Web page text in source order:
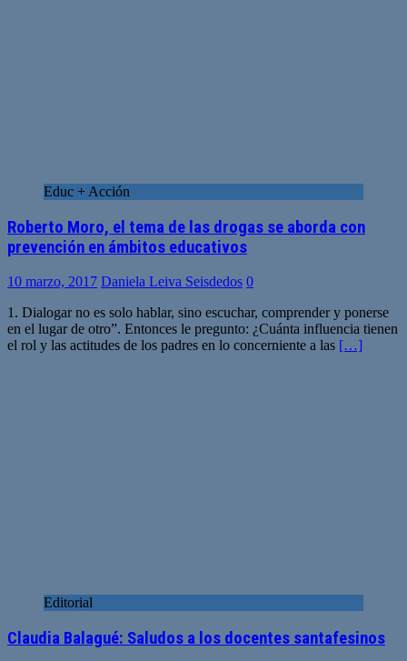
Educ + Acción
Roberto Moro, el tema de las drogas se aborda con
prevención en ámbitos educativos
10 marzo, 2017 Daniela Leiva Seisdedos 0
1. Dialogar no es solo hablar, sino escuchar, comprender y ponerse
en el lugar de otro”. Entonces le pregunto: ¿Cuánta influencia tienen
el rol y las actitudes de los padres en lo concerniente a las […]
Editorial
Claudia Balagué: Saludos a los docentes santafesinos